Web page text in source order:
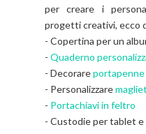
per creare i
progetti creativi, ecco
- Copertina per un
- Quaderno
- Decorareportapenne
- Personalizzare
- Portachiavi in feltro
- Custodie per tablet